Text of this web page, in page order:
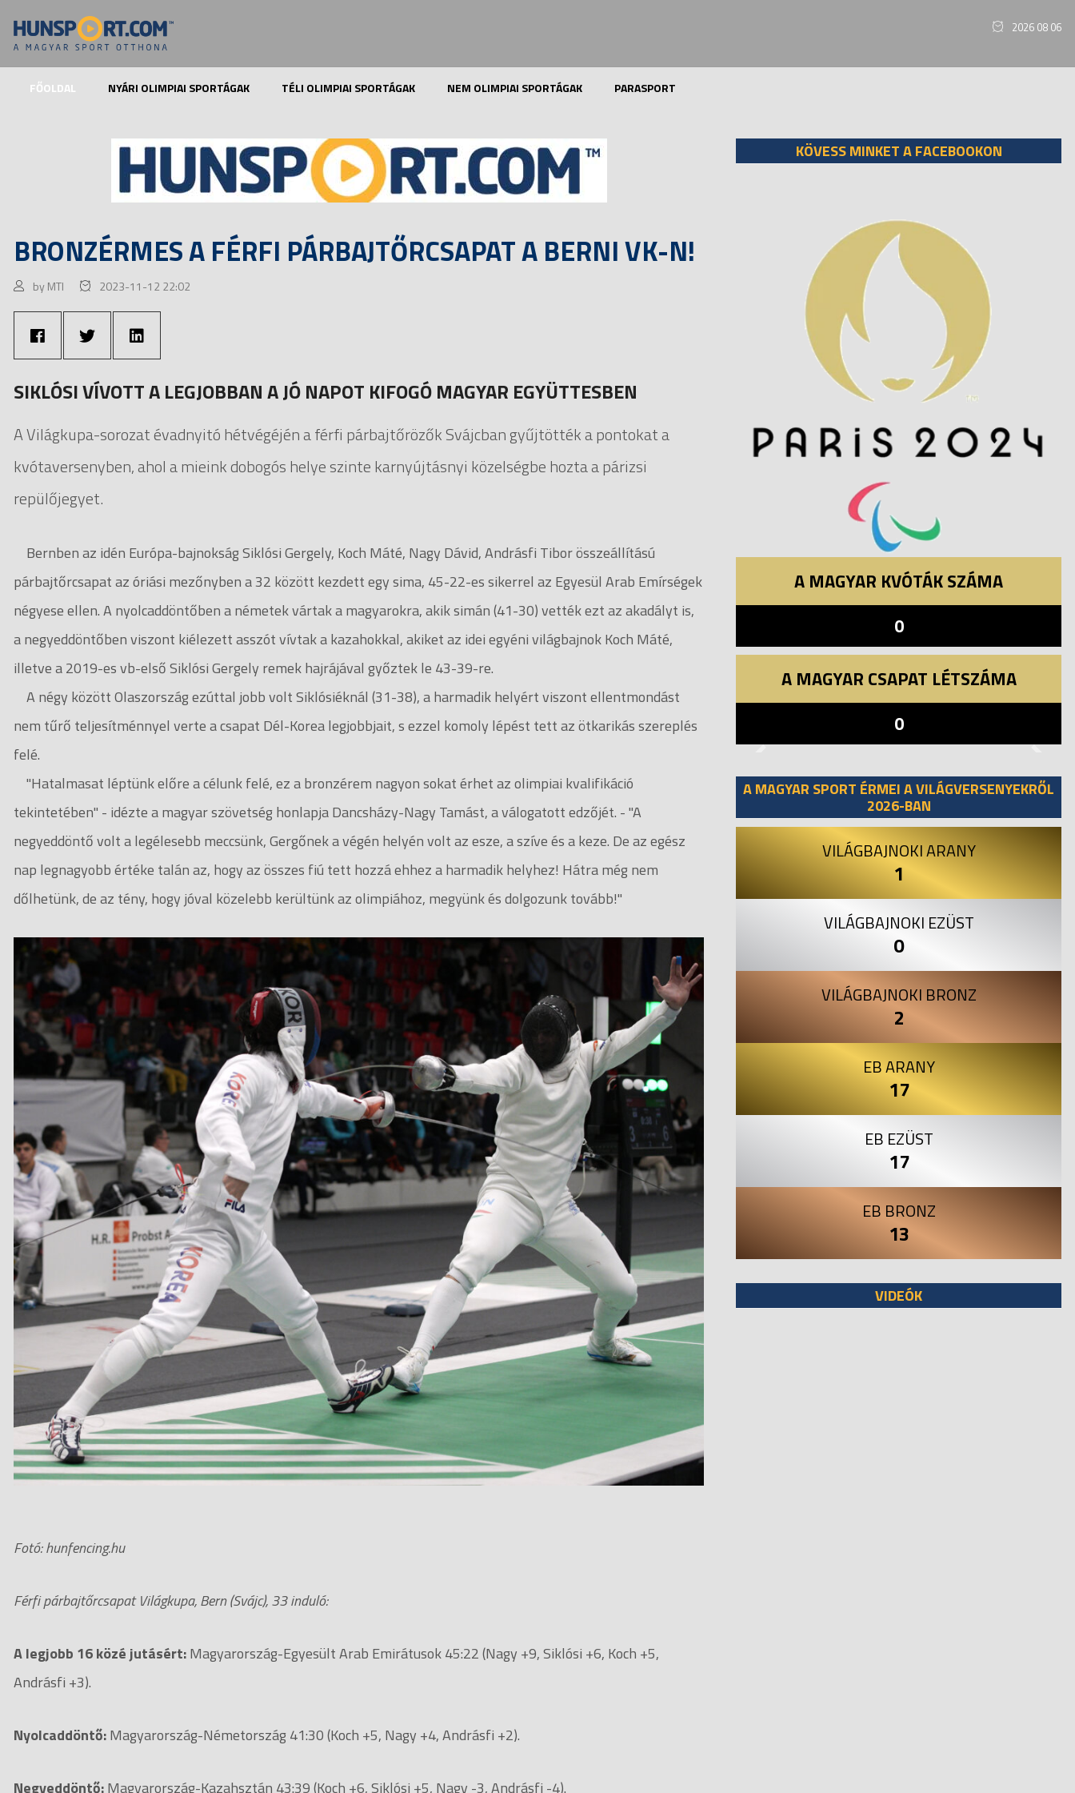
2026 08 06
FŐOLDAL NYÁRI OLIMPIAI SPORTÁGAK TÉLI OLIMPIAI SPORTÁGAK NEM OLIMPIAI SPORTÁGAK PARASPORT
BRONZÉRMES A FÉRFI PÁRBAJTŐRCSAPAT A BERNI VK-N!
by MTI 2023-11-12 22:02
SIKLÓSI VÍVOTT A LEGJOBBAN A JÓ NAPOT KIFOGÓ MAGYAR EGYÜTTESBEN
A Világkupa-sorozat évadnyitó hétvégéjén a férfi párbajtőrözők Svájcban gyűjtötték a pontokat a
kvótaversenyben, ahol a mieink dobogós helye szinte karnyújtásnyi közelségbe hozta a párizsi
repülőjegyet.
Bernben az idén Európa-bajnokság Siklósi Gergely, Koch Máté, Nagy Dávid, Andrásfi Tibor összeállítású
párbajtőrcsapat az óriási mezőnyben a 32 között kezdett egy sima, 45-22-es sikerrel az Egyesül Arab Emírségek
négyese ellen. A nyolcaddöntőben a németek vártak a magyarokra, akik simán (41-30) vették ezt az akadályt is,
a negyeddöntőben viszont kiélezett asszót vívtak a kazahokkal, akiket az idei egyéni világbajnok Koch Máté,
illetve a 2019-es vb-első Siklósi Gergely remek hajrájával győztek le 43-39-re.
A négy között Olaszország ezúttal jobb volt Siklósiéknál (31-38), a harmadik helyért viszont ellentmondást
nem tűrő teljesítménnyel verte a csapat Dél-Korea legjobbjait, s ezzel komoly lépést tett az ötkarikás szereplés
felé.
"Hatalmasat léptünk előre a célunk felé, ez a bronzérem nagyon sokat érhet az olimpiai kvalifikáció
tekintetében" - idézte a magyar szövetség honlapja Dancsházy-Nagy Tamást, a válogatott edzőjét. - "A
negyeddöntő volt a legélesebb meccsünk, Gergőnek a végén helyén volt az esze, a szíve és a keze. De az egész
nap legnagyobb értéke talán az, hogy az összes fiú tett hozzá ehhez a harmadik helyhez! Hátra még nem
dőlhetünk, de az tény, hogy jóval közelebb kerültünk az olimpiához, megyünk és dolgozunk tovább!"
Fotó: hunfencing.hu
Férfi párbajtőrcsapat Világkupa, Bern (Svájc), 33 induló:
A legjobb 16 közé jutásért:Magyarország-Egyesült Arab Emirátusok 45:22 (Nagy +9, Siklósi +6, Koch +5,
Andrásfi +3).
Nyolcaddöntő:Magyarország-Németország 41:30 (Koch +5, Nagy +4, Andrásfi +2).
Negyeddöntő:Magyarország-Kazahsztán 43:39 (Koch +6, Siklósi +5, Nagy -3, Andrásfi -4).
KÖVESS MINKET A FACEBOOKON
A MAGYAR KVÓTÁK SZÁMA
0
A MAGYAR CSAPAT LÉTSZÁMA
0
A MAGYAR SPORT ÉRMEI A VILÁGVERSENYEKRŐL
2026-BAN
VILÁGBAJNOKI ARANY
1
VILÁGBAJNOKI EZÜST
0
VILÁGBAJNOKI BRONZ
2
EB ARANY
17
EB EZÜST
17
EB BRONZ
13
VIDEÓK